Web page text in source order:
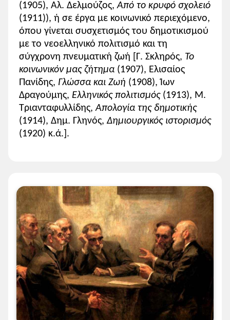
(1905), Αλ. Δελμούζος,Από το κρυφό σχολειό
(1911)), ή σε έργα με κοινωνικό περιεχόμενο,
όπου γίνεται συσχετισμός του δημοτικισμού
με το νεοελληνικό πολιτισμό και τη
σύγχρονη πνευματική ζωή [Γ. Σκληρός, Το
κοινωνικόν μας ζήτημα (1907), Ελισαίος
Πανίδης, Γλώσσα και Ζωή (1908), Ίων
Δραγούμης, Ελληνικός πολιτισμός(1913), Μ.
Τριανταφυλλίδης,Απολογία της δημοτικής
(1914), Δημ. Γληνός,Δημιουργικός ιστορισμός
(1920) κ.ά.].